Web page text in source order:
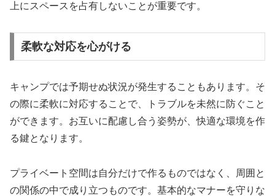
上にスペースを占有しないことが重要です。
柔軟な対応を心がける
キャンプでは予期せぬ状況が発生することもあります。そ
の際に柔軟に対応することで、トラブルを未然に防ぐこと
ができます。お互いに配慮し合う姿勢が、快適な環境を作
る鍵となります。
プライベート空間は自分だけで作るものではなく、周囲と
の関係の中で成り立つものです。基本的なマナーを守りな